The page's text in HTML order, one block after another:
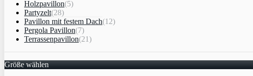
Holzpavillon(5)
Partyzelt(28)
Pavillon mit festem Dach(12)
Pergola Pavillon(7)
Terrassenpavillon(21)
Größe wählen